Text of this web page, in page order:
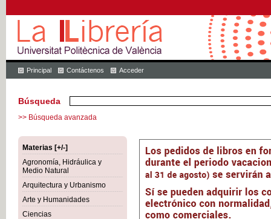
Principal Contáctenos Acceder
Búsqueda
>> Búsqueda avanzada
Materias [+/-]
Agronomía, Hidráulica y
Medio Natural
Arquitectura y Urbanismo
Arte y Humanidades
Ciencias